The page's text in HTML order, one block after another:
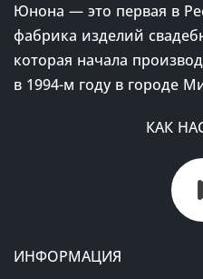
Юнона — это первая в
фабрика изделий
которая начала
в 1994-м году в городе
КАК
ИНФОРМАЦИЯ